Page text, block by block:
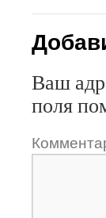
Ваш
поля